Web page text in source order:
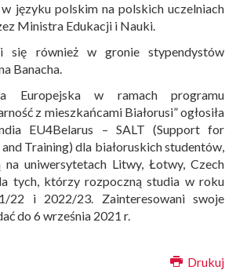
języku polskim na polskich uczelniach
Ministra Edukacji i Nauki.
się również w gronie stypendystów
Banacha.
Europejska w ramach programu
z mieszkańcami Białorusi” ogłosiła
EU4Belarus – SALT (Support for
Training) dla białoruskich studentów,
uniwersytetach Litwy, Łotwy, Czech
tych, którzy rozpoczną studia w roku
22 i 2022/23. Zainteresowani swoje
do 6 września 2021 r.
Drukuj